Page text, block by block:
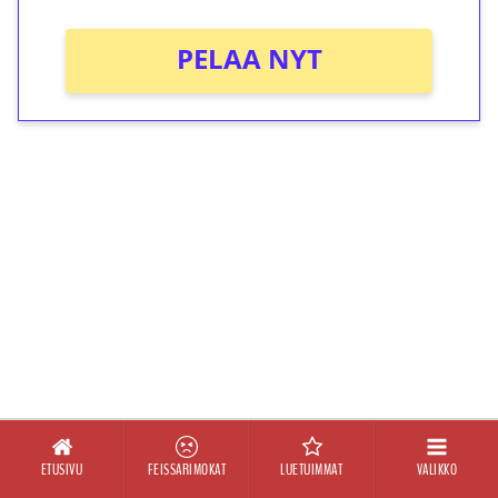
ETUSIVU FEISSARIMOKAT LUETUIMMAT VALIKKO
PELAA NYT